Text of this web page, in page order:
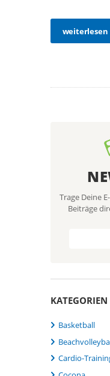
weiterlesen
Trage Deine
Beiträge
KATEGORIEN
Basketball
Cardio-